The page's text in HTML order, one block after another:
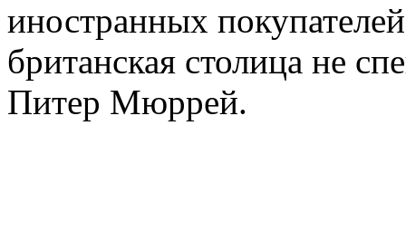
иностранных
британская столица не
Питер Мюррей.